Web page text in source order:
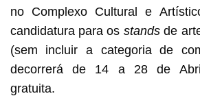
no Complexo Cultural e
candidatura para os standsde
(sem incluir a categoria de
decorrerá de 14 a 28 de
gratuita.